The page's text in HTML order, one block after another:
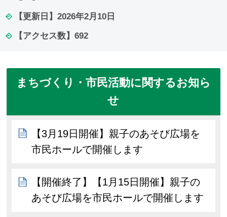
【更新日】 2026年2月10日
【アクセス数】 692
まちづくり・市民活動に関するお知ら
せ
【3月19日開催】親子のあそび広場を
市民ホールで開催します
【開催終了】【1月15日開催】親子の
あそび広場を市民ホールで開催します